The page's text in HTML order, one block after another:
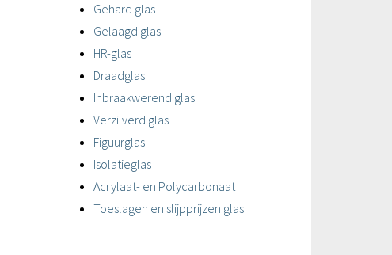
Gehard glas
Gelaagd glas
HR-glas
Draadglas
Inbraakwerend glas
Verzilverd glas
Figuurglas
Isolatieglas
Acrylaat- en Polycarbonaat
Toeslagen en slijpprijzen glas